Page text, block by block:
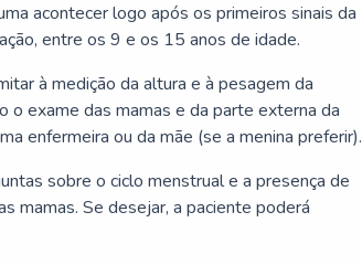
acontecer logo após os primeiros sinais da
entre os 9 e os 15 anos de idade.
à medição da altura e à pesagem da
exame das mamas e da parte externa da
enfermeira ou da mãe (se a menina preferir).
sobre o ciclo menstrual e a presença de
mamas. Se desejar, a paciente poderá